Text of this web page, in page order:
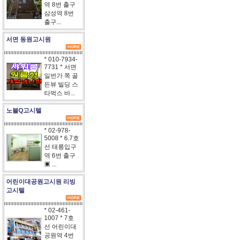
역 8번 출구
삼성역 8번
출구...
서면 동원고시원
* 010-7934-
7731 * 서면
일번가 쪽 골
든뷰 빌딩 스
타벅스 바...
노블Q고시텔
* 02-978-
5008 * 6.7호
선 태릉입구
역 6번 출구
▣ ...
어린이대공원고시원 리빙
고시텔
* 02-461-
1007 * 7호
선 어린이대
공원역 4번